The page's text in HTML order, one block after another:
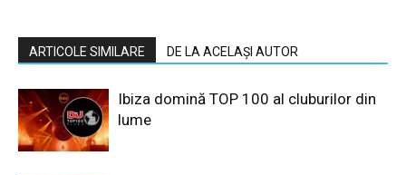
ARTICOLE SIMILARE DE LA ACELAȘI AUTOR
Ibiza domină TOP 100 al cluburilor din
lume